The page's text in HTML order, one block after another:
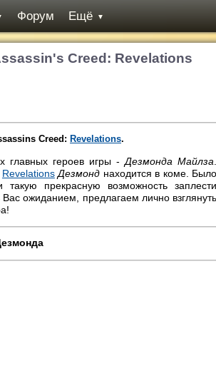
Форум Ещё ▼
Creed: Revelations
Creed: Revelations.
главных героев игры -Дезмонда Майлза
Revelations Дезмонд находится в коме. Было
прекрасную возможность заплести
ожиданием, предлагаем лично взглянуть